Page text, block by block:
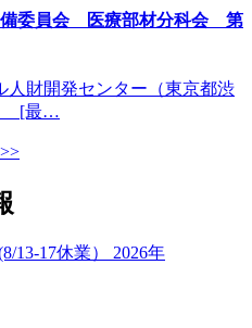
備委員会 医療部材分科会 第
人財開発センター（東京都渋
[最…
13-17休業） 2026年